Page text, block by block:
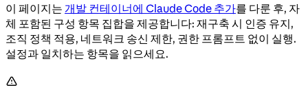
이 페이지는 개발 컨테이너에 Claude Code 추가를 다룬 후, 자
체 포함된 구성 항목 집합을 제공합니다: 재구축 시 인증 유지,
조직 정책 적용, 네트워크 송신 제한, 권한 프롬프트 없이 실행.
설정과 일치하는 항목을 읽으세요.